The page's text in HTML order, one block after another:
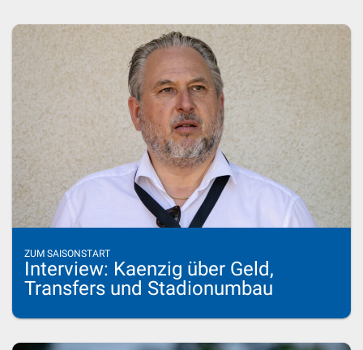
ZUM SAISONSTART
Interview: Kaenzig über Geld,
Transfers und Stadionumbau